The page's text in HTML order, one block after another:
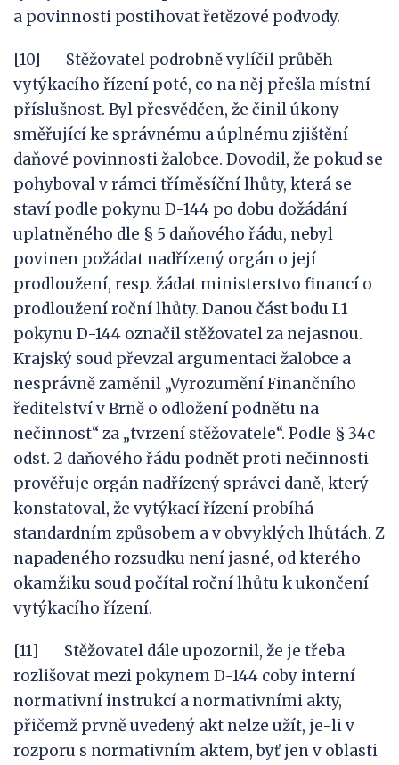
a povinnosti postihovat řetězové podvody.
[10] Stěžovatel podrobně vylíčil průběh
vytýkacího řízení poté, co na něj přešla místní
příslušnost. Byl přesvědčen, že činil úkony
směřující ke správnému a úplnému zjištění
daňové povinnosti žalobce. Dovodil, že pokud se
pohyboval v rámci tříměsíční lhůty, která se
staví podle pokynu D-144 po dobu dožádání
uplatněného dle § 5 daňového řádu, nebyl
povinen požádat nadřízený orgán o její
prodloužení, resp. žádat ministerstvo financí o
prodloužení roční lhůty. Danou část bodu I.1
pokynu D-144 označil stěžovatel za nejasnou.
Krajský soud převzal argumentaci žalobce a
nesprávně zaměnil „Vyrozumění Finančního
ředitelství v Brně o odložení podnětu na
nečinnost“ za „tvrzení stěžovatele“. Podle § 34c
odst. 2 daňového řádu podnět proti nečinnosti
prověřuje orgán nadřízený správci daně, který
konstatoval, že vytýkací řízení probíhá
standardním způsobem a v obvyklých lhůtách. Z
napadeného rozsudku není jasné, od kterého
okamžiku soud počítal roční lhůtu k ukončení
vytýkacího řízení.
[11] Stěžovatel dále upozornil, že je třeba
rozlišovat mezi pokynem D-144 coby interní
normativní instrukcí a normativními akty,
přičemž prvně uvedený akt nelze užít, je-li v
rozporu s normativním aktem, byť jen v oblasti